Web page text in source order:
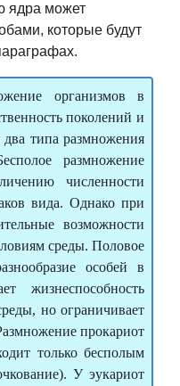
ядра может
которые будут
организмов в
поколений и
типа размножения
размножение
численности
вида. Однако при
возможности
среды. Половое
особей в
жизнеспособность
но ограничивает
прокариот
только бесполым
У эукариот